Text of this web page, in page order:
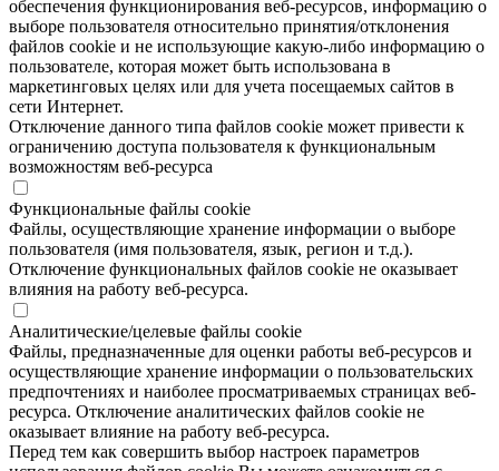
обеспечения функционирования веб-ресурсов, информацию о
выборе пользователя относительно принятия/отклонения
файлов cookie и не использующие какую-либо информацию о
пользователе, которая может быть использована в
маркетинговых целях или для учета посещаемых сайтов в
сети Интернет.
Отключение данного типа файлов cookie может привести к
ограничению доступа пользователя к функциональным
возможностям веб-ресурса
Функциональные файлы cookie
Файлы, осуществляющие хранение информации о выборе
пользователя (имя пользователя, язык, регион и т.д.).
Отключение функциональных файлов cookie не оказывает
влияния на работу веб-ресурса.
Аналитические/целевые файлы cookie
Файлы, предназначенные для оценки работы веб-ресурсов и
осуществляющие хранение информации о пользовательских
предпочтениях и наиболее просматриваемых страницах веб-
ресурса. Отключение аналитических файлов cookie не
оказывает влияние на работу веб-ресурса.
Перед тем как совершить выбор настроек параметров